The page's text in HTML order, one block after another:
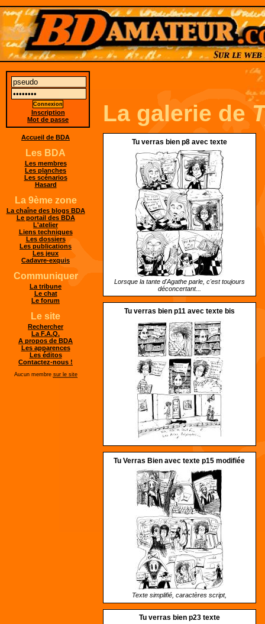
La galerie de
Tu verras bien p8 avec texte
Lorsque la tante d'Agathe parle, c'est toujours
déconcertant...
Tu verras bien p11 avec texte bis
Tu Verras Bien avec texte p15 modifiée
Texte simplifié, caractères script,
Tu verras bien p23 texte
Inscription
Mot de passe
Accueil de BDA
Les BDA
Les membres
Les planches
Les scénarios
Hasard
La 9ème zone
La chaîne des blogs BDA
Le portail des BDA
L'atelier
Liens techniques
Les dossiers
Les publications
Les jeux
Cadavre-exquis
Communiquer
La tribune
Le chat
Le forum
Le site
Rechercher
La F.A.Q.
A propos de BDA
Les apparences
Les éditos
Contactez-nous !
Aucun membre sur le site